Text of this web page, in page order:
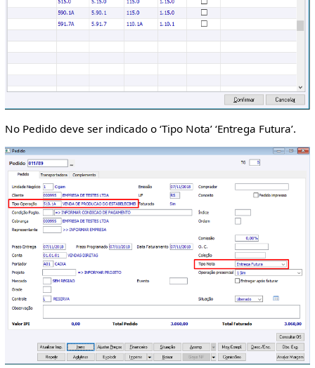
No Pedido deve ser indicado o ‘Tipo Nota’ ‘Entrega Futura’.